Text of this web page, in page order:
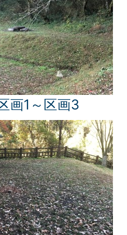
画1～区画3